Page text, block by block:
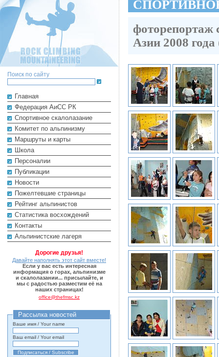
Поиск по сайту
Главная
Федерация АиСС РК
Cпортивное скалолазание
Комитет по альпинизму
Маршруты и карты
Школа
Персоналии
Публикации
Новости
Пожелтевшие страницы
Рейтинг альпинистов
Cтатистика восхождений
Контакты
Альпинистские лагеря
Дорогие друзья!
Давайте наполнять этот сайт вместе!
Если у вас есть интересная
информация о горах, альпинизме
и скалолазании... присылайте, и
мы с радостью разместим её на
наших страницах!
office@thefmsc.kz
Рассылка новостей
Ваше имя / Your name
Ваш email / Your email
фоторепортаж
Азии 2008